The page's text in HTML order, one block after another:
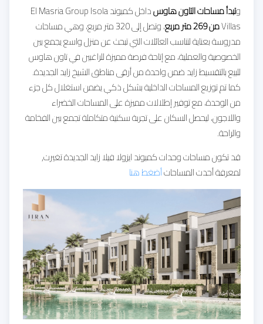
وتبدأ مساحات التاون هاوس
داخل كمبوند El Masria Group Isola
Villasمن 269 متر مربع
، وتصل إلى 320 متر مربع، وهي مساحات
مدروسة بعناية لتناسب العائلات التي تبحث عن منزل واسع يجمع بين
الخصوصية والعملية، مع إتاحة فرصة مميزة للراغبين في تاون هاوس
للبيع بالتقسيط زايد ضمن واحدة من أرقى مناطق الشيخ زايد الجديدة.
كما تم توزيع المساحات الداخلية بشكل ذكي يضمن استغلال كل جزء
من الوحدة، مع توفير إطلالات مميزة على المساحات الخضراء
واللاجون، ليحصل السكان على تجربة سكنية متكاملة تجمع بين الفخامة
والراحة.
قد تكون مساحات وحدات كمبوند ايزولا فيلا زايد الجديدة تغيرت,
لمعرفة أحدت المساحاتأضغط هنا